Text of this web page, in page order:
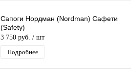
Сапоги Нордман (Nordman) Сафети
(Safety)
3 750 руб. / шт
Подробнее